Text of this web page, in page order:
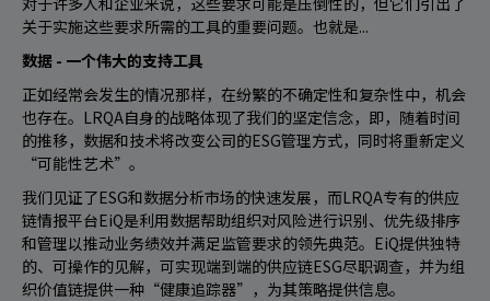
关于实施这些要求所需的工具的重要问题。也就是...
数据 - 一个伟大的支持工具
正如经常会发生的情况那样，在纷繁的不确定性和复杂性中，机会
也存在。LRQA自身的战略体现了我们的坚定信念，即，随着时间
的推移，数据和技术将改变公司的ESG管理方式，同时将重新定义
“可能性艺术”。
我们见证了ESG和数据分析市场的快速发展，而LRQA专有的供应
链情报平台EiQ是利用数据帮助组织对风险进行识别、优先级排序
和管理以推动业务绩效并满足监管要求的领先典范。EiQ提供独特
的、可操作的见解，可实现端到端的供应链ESG尽职调查，并为组
织价值链提供一种“健康追踪器”，为其策略提供信息。